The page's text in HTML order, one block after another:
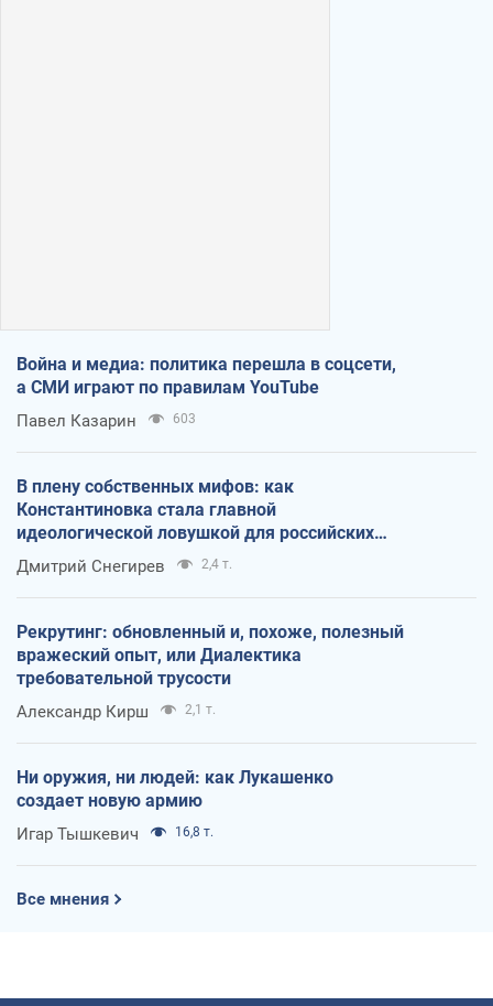
Война и медиа: политика перешла в соцсети,
а СМИ играют по правилам YouTube
Павел Казарин 603
В плену собственных мифов: как
Константиновка стала главной
идеологической ловушкой для российских
оккупантов
Дмитрий Снегирев 2,4 т.
Рекрутинг: обновленный и, похоже, полезный
вражеский опыт, или Диалектика
требовательной трусости
Александр Кирш 2,1 т.
Ни оружия, ни людей: как Лукашенко
создает новую армию
Игар Тышкевич 16,8 т.
Все мнения